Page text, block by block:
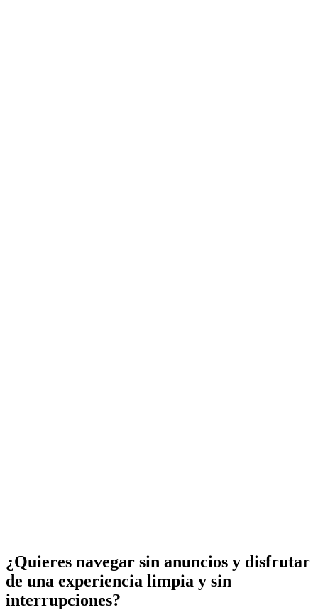
¿Quieres navegar sin anuncios y disfrutar
de una experiencia limpia y sin
interrupciones?